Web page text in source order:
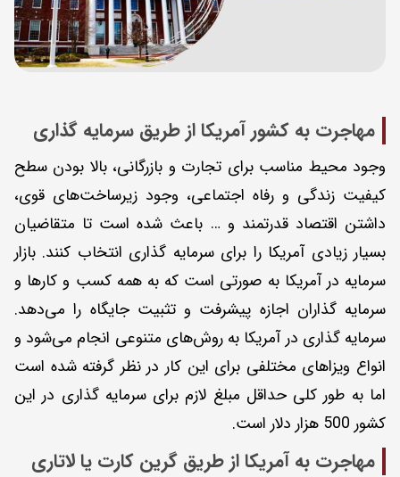
مهاجرت به کشور آمریکا از طریق سرمایه گذاری
وجود محیط مناسب برای تجارت و بازرگانی، بالا بودن سطح
کیفیت زندگی و رفاه اجتماعی، وجود زیرساخت‌های قوی،
داشتن اقتصاد قدرتمند و … باعث شده است تا متقاضیان
بسیار زیادی آمریکا را برای سرمایه گذاری انتخاب کنند. بازار
سرمایه در آمریکا به صورتی است که به همه کسب و کارها و
سرمایه گذاران اجازه پیشرفت و تثبیت جایگاه را می‌دهد.
سرمایه گذاری در آمریکا به روش‌های متنوعی انجام می‌شود و
انواع ویزاهای مختلفی برای این کار در نظر گرفته شده است
اما به طور کلی حداقل مبلغ لازم برای سرمایه گذاری در این
کشور 500 هزار دلار است.
مهاجرت به آمریکا از طریق گرین کارت یا لاتاری